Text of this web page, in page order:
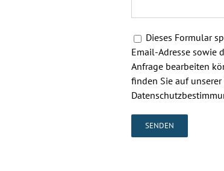
Dieses Formular
Email-Adresse sowie
Anfrage bearbeiten
finden Sie auf